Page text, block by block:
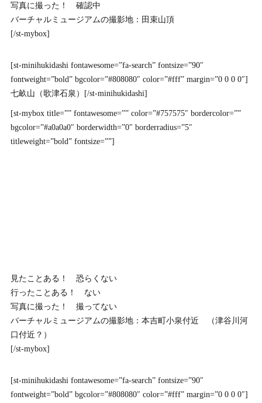
写真に撮った！ 確認中
バーチャルミュージアムの撮影地：田束山頂
[/st-mybox]
[st-minihukidashi fontawesome=”fa-search” fontsize=”90″
fontweight=”bold” bgcolor=”#808080″ color=”#fff” margin=”0 0 0 0″]
七畝山（歌津石泉）[/st-minihukidashi]
[st-mybox title=”” fontawesome=”” color=”#757575″ bordercolor=””
bgcolor=”#a0a0a0″ borderwidth=”0″ borderradius=”5″
titleweight=”bold” fontsize=””]
見たことある！ 恐らくない
行ったことある！ ない
写真に撮った！ 撮ってない
バーチャルミュージアムの撮影地：本吉町小泉付近 （津谷川河
口付近？）
[/st-mybox]
[st-minihukidashi fontawesome=”fa-search” fontsize=”90″
fontweight=”bold” bgcolor=”#808080″ color=”#fff” margin=”0 0 0 0″]